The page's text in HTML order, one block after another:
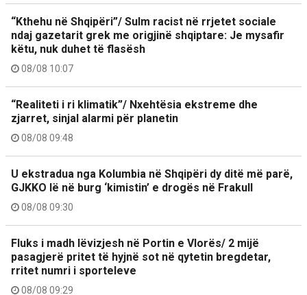
“Kthehu në Shqipëri”/ Sulm racist në rrjetet sociale
ndaj gazetarit grek me origjinë shqiptare: Je mysafir
këtu, nuk duhet të flasësh
08/08 10:07
“Realiteti i ri klimatik”/ Nxehtësia ekstreme dhe
zjarret, sinjal alarmi për planetin
08/08 09:48
U ekstradua nga Kolumbia në Shqipëri dy ditë më parë,
GJKKO lë në burg ‘kimistin’ e drogës në Frakull
08/08 09:30
Fluks i madh lëvizjesh në Portin e Vlorës/ 2 mijë
pasagjerë pritet të hyjnë sot në qytetin bregdetar,
rritet numri i sporteleve
08/08 09:29